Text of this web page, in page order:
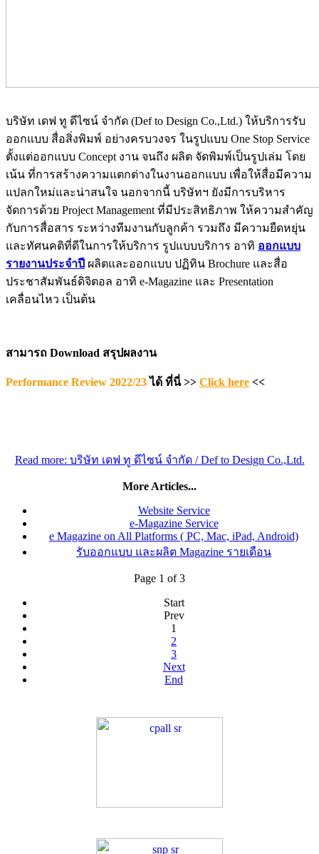
บริษัท เดฟ ทู ดีไซน์ จำกัด (Def to Design Co.,Ltd.) ให้บริการรับ
ออกแบบ สื่อสิ่งพิมพ์ อย่างครบวงจร ในรูปแบบ One Stop Service
ตั้งแต่ออกแบบ Concept งาน จนถึง ผลิต จัดพิมพ์เป็นรูปเล่ม โดย
เน้น ที่การสร้างความแตกต่างในงานออกแบบ เพื่อให้สื่อมีความ
แปลกใหม่และน่าสนใจ นอกจากนี้ บริษัทฯ ยังมีการบริหาร
จัดการด้วย Project Management ที่มีประสิทธิภาพ ให้ความสำคัญ
กับการสื่อสาร ระหว่างทีมงานกับลูกค้า รวมถึง มีความยืดหยุ่น
และทัศนคติที่ดีในการให้บริการ รูปแบบบริการ อาทิ ออกแบบ
รายงานประจำปี ผลิตและออกแบบ ปฏิทิน Brochure และสื่อ
ประชาสัมพันธ์ดิจิตอล อาทิ e-Magazine และ Presentation
เคลื่อนไหว เป็นต้น
สามารถ Download สรุปผลงาน
Performance Review 2022/23ได้ ที่นี่ >> Click here <<
Read more: บริษัท เดฟ ทู ดีไซน์ จำกัด / Def to Design Co.,Ltd.
More Articles...
Website Service
e-Magazine Service
e Magazine on All Platforms ( PC, Mac, iPad, Android)
รับออกแบบ และผลิต Magazine รายเดือน
Page 1 of 3
Start
Prev
1
2
3
Next
End